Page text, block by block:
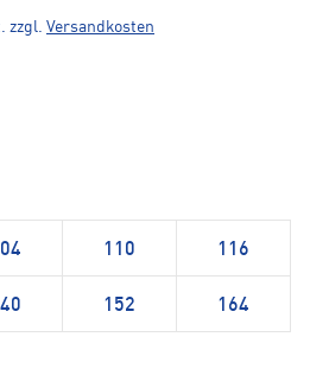
zzgl. Versandkosten
110 116
152 164